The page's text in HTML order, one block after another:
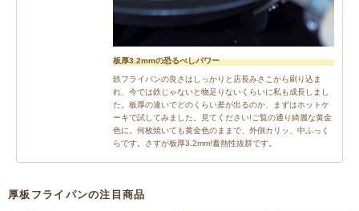
板厚3.2mmの恐るべしパワー
鉄フライパンの良さはしっかりと店長みさこから刷り込ま
れ、今では鉄じゃないと物足りないくらいに私も成長しまし
た。板厚の違いでどのくらい差が出るのか、まずはホットケ
ーキで試してみました。見てください!ご覧の通り綺麗な黄金
色に。何枚焼いても黄金色のままで、外側カリッ、中ふっく
らです。さすが板厚3.2mm!蓄熱性抜群です。
厚板フライパンの注目商品